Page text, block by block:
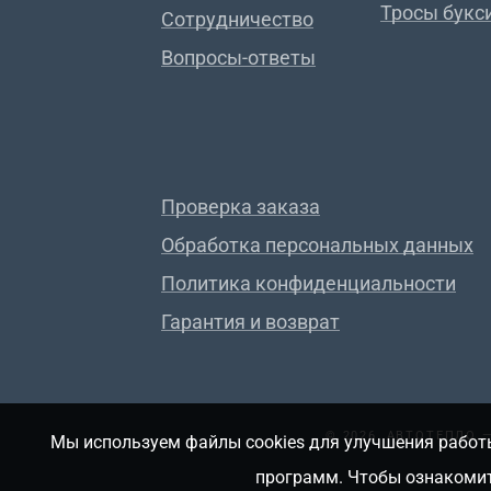
Сотрудничество
Вопросы-ответы
Тросы
Проверка заказа
Обработка персональных данных
Политика конфиденциальности
Гарантия и возврат
© 2026, АВТОТЕПЛО
Мы используем файлы cookies для улучшения
программ. Чтобы